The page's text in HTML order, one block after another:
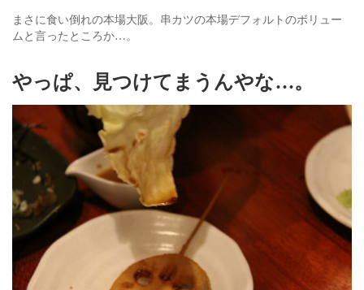
まさに食い倒れの本場大阪。串カツの本場デフォルトのボリュー
ムと言ったところか…。
やっぱ、見つけてまうんやな…。